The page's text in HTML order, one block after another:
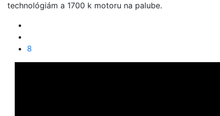
technológiám a 1700 k motoru na palube.
8